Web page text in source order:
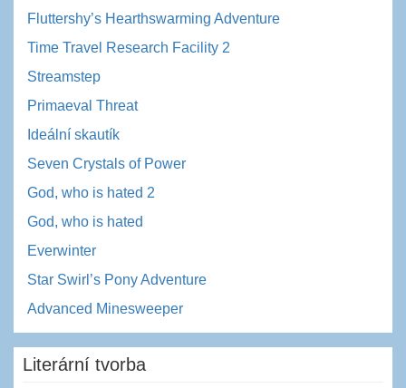
Fluttershy’s Hearthswarming Adventure
Time Travel Research Facility 2
Streamstep
Primaeval Threat
Ideální skautík
Seven Crystals of Power
God, who is hated 2
God, who is hated
Everwinter
Star Swirl’s Pony Adventure
Advanced Minesweeper
Literární tvorba